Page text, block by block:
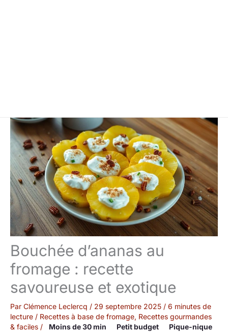
Bouchée d’ananas au
fromage : recette
savoureuse et exotique
Par Clémence Leclercq / 29 septembre 2025 / 6 minutes de
lecture / Recettes à base de fromage, Recettes gourmandes
& faciles / Moins de 30 min Petit budget
Pique-nique